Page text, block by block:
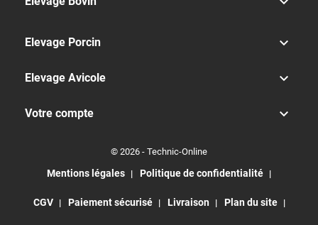
Elevage Porcin 
Elevage Avicole 
Votre compte 
© 2026 - Technic-Online
Mentions légales Politique de confidentialité
CGV Paiement sécurisé Livraison Plan du site